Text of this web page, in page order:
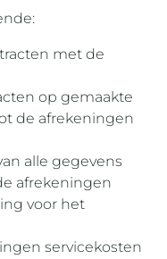
met de
op gemaakte
de afrekeningen
alle gegevens
afrekeningen
voor het
servicekosten